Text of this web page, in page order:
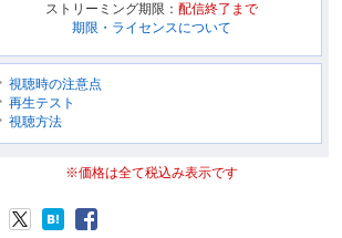
ストリーミング期限： 配信終了まで
期限・ライセンスについて
視聴時の注意点
再生テスト
視聴方法
※価格は全て税込み表示です